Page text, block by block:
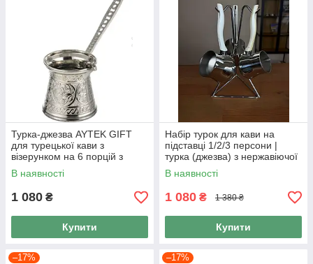
Турка-джезва AYTEK GIFT
для турецької кави з
візерунком на 6 порцій з
нержавіючої сталі, 500 мл
В наявності
1 080 ₴
Купити
Набір турок для кави на
підставці 1/2/3 персони |
турка (джезва) з нержавіючої
сталі
В наявності
1 080 ₴ 1 380 ₴
Купити
–17% –17%